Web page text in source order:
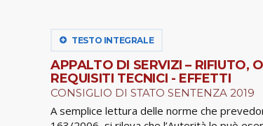
TESTO INTEGRALE
APPALTO DI SERVIZI – RIFIUTO,
REQUISITI TECNICI - EFFETTI
CONSIGLIO DI STATO SENTENZA 2019
A semplice lettura delle norme che